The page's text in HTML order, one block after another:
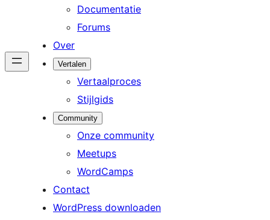
Documentatie
Forums
Over
Vertalen
Vertaalproces
Stijlgids
Community
Onze community
Meetups
WordCamps
Contact
WordPress downloaden